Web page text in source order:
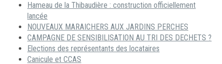
Hameau de la Thibaudière : construction officiellement
lancée
NOUVEAUX MARAICHERS AUX JARDINS PERCHES
CAMPAGNE DE SENSIBILISATION AU TRI DES DECHETS ?
Elections des représentants des locataires
Canicule et CCAS